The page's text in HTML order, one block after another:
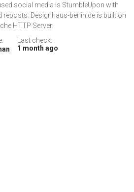
social media is StumbleUpon with
reposts. Designhaus-berlin.de is built on
HTTP Server.
Last check:
1 month ago